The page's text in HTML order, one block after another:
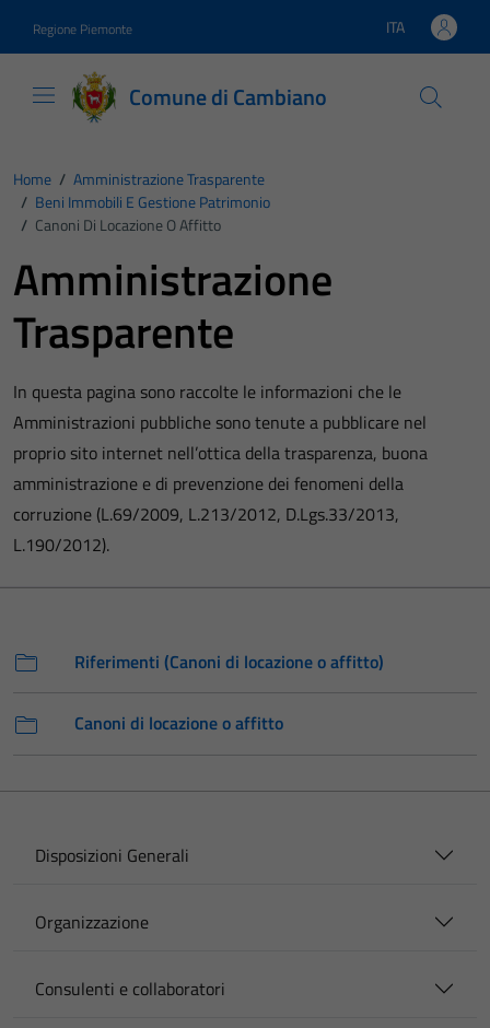
Regione Piemonte Lingua attiva:
ITA
Comune di Cambiano
Home / Amministrazione Trasparente
/ Beni Immobili E Gestione Patrimonio
/ Canoni Di Locazione O Affitto
Amministrazione
Trasparente
In questa pagina sono raccolte le informazioni che le
Amministrazioni pubbliche sono tenute a pubblicare nel
proprio sito internet nell’ottica della trasparenza, buona
amministrazione e di prevenzione dei fenomeni della
corruzione (L.69/2009, L.213/2012, D.Lgs.33/2013,
L.190/2012).
Riferimenti (Canoni di locazione o affitto)
Canoni di locazione o affitto
Disposizioni Generali
Organizzazione
Consulenti e collaboratori